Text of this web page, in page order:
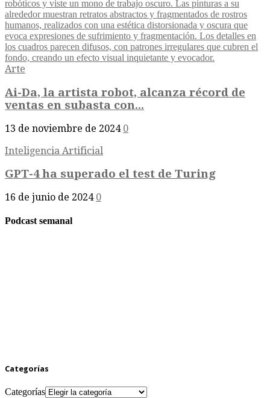
Arte
Ai-Da, la artista robot, alcanza récord de
ventas en subasta con...
13 de noviembre de 2024 0
Inteligencia Artificial
GPT-4 ha superado el test de Turing
16 de junio de 2024 0
Podcast semanal
Categorías
Categorías